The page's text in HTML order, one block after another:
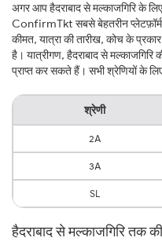
अगर आप हैदराबाद से मल्काजगिरि के
ConfirmTkt सबसे बेहतरीन प्लेटफ़ॉर्म
कीमत, यात्रा की तारीख, कोच के
है। यात्रीगण, हैदराबाद से
प्राप्त कर सकते हैं। सभी श्रेणियों के
श्रेणी
2A
3A
SL
हैदराबाद से मल्काजगिरि तक